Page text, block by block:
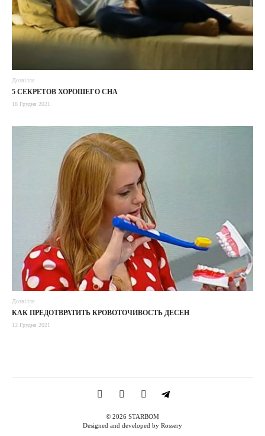
Дозвілля
5 СЕКРЕТОВ ХОРОШЕГО СНА
18 Грудня 2021
Дозвілля
КАК ПРЕДОТВРАТИТЬ КРОВОТОЧИВОСТЬ ДЕСЕН
12 Грудня 2021
© 2026 STARBOM
Designed and developed by Rossery